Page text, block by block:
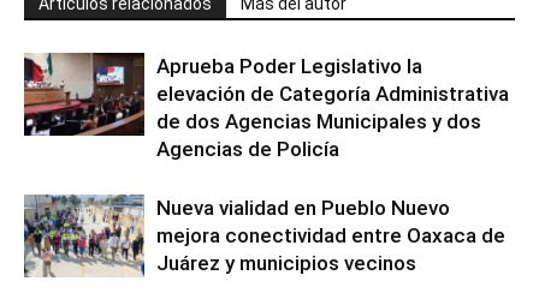
Aprueba Poder Legislativo la
elevación de Categoría Administrativa
de dos Agencias Municipales y dos
Agencias de Policía
Nueva vialidad en Pueblo Nuevo
mejora conectividad entre Oaxaca de
Juárez y municipios vecinos